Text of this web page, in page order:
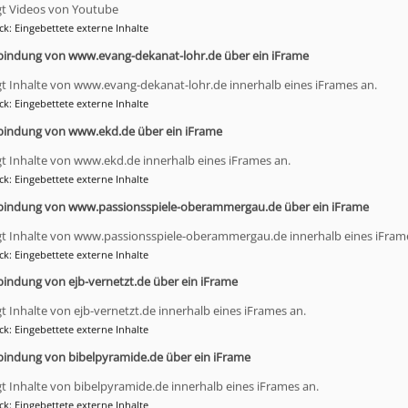
und Ansprechpersonen aus dem
Sie sich gerne für einen persönlichen
können. Außerdem finden Sie Links zu
und Flyer mit allen Informationen
eingestellter Mensch, Ihre Gaben und
Gottes zu stellen? Im Vergleich der Berufe handelt
Sie haben viel mit Menschen zu tun und mit dem,
Sie umfassen vielfältige Aufgabenbereiche und
Und sie bieten die schöne Möglichkeit, dem eigenen
ihn im Beruf zu leben und zu vertiefen!
Berufe und empfehle jungen Menschen, sich näher mit
Für weitere Rückfragen stehen wir Ihnen im
Videos von Youtube
: Eingebettete externe Inhalte
von www.evang-dekanat-lohr.de über ein iFrame
Inhalte von www.evang-dekanat-lohr.de innerhalb eines iFrames an.
: Eingebettete externe Inhalte
von www.ekd.de über ein iFrame
Inhalte von www.ekd.de innerhalb eines iFrames an.
: Eingebettete externe Inhalte
von www.passionsspiele-oberammergau.de über ein iFrame
Inhalte von www.passionsspiele-oberammergau.de innerhalb eines
: Eingebettete externe Inhalte
von ejb-vernetzt.de über ein iFrame
Inhalte von ejb-vernetzt.de innerhalb eines iFrames an.
: Eingebettete externe Inhalte
von bibelpyramide.de über ein iFrame
Inhalte von bibelpyramide.de innerhalb eines iFrames an.
: Eingebettete externe Inhalte